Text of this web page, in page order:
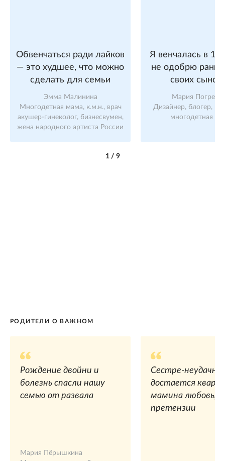
Обвенчаться ради лайков
— это худшее, что можно
сделать для семьи
Эмма Малинина
Многодетная мама, к.м.н., врач
акушер-гинеколог, бизнесвумен,
жена народного артиста России
Я венчалась в 18
не одобрю
своих
Мария
Дизайнер, блогер,
многодетная
1/ 9
РОДИТЕЛИ О ВАЖНОМ
Рождение двойни и
болезнь спасли нашу
семью от развала
Мария Пёрышкина
Сестре-
достается
мамина любовь,
претензии